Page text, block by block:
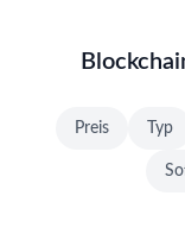
Preis Typ